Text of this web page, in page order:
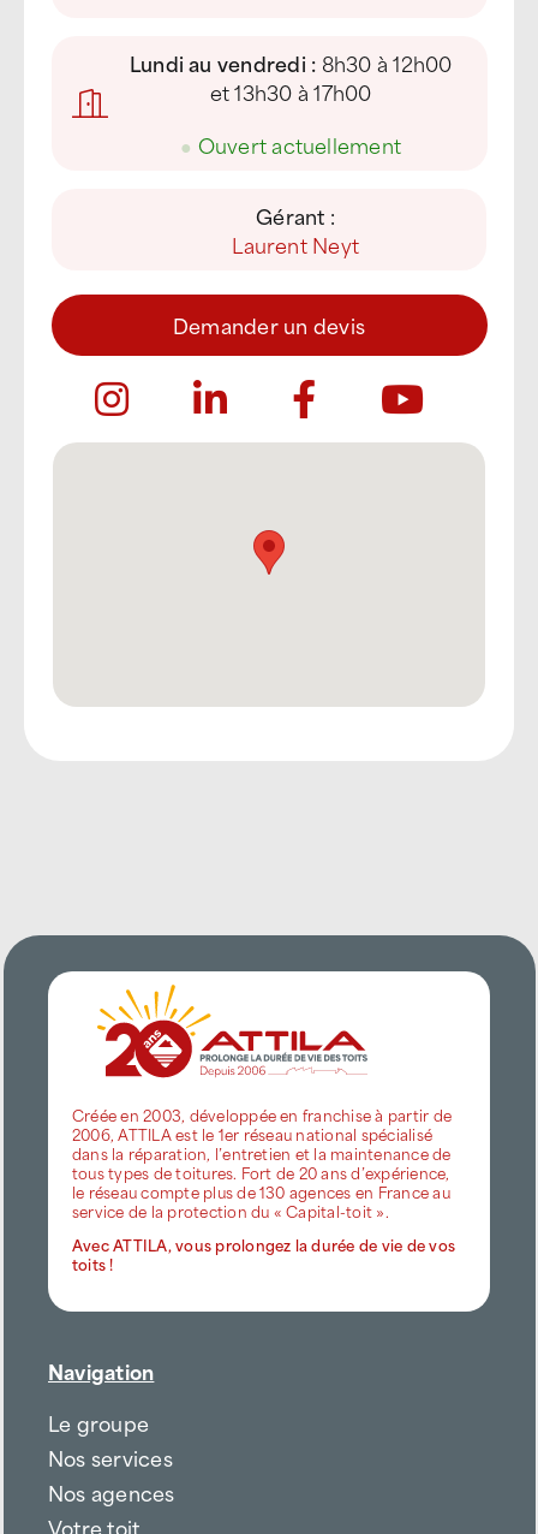
Lundi au vendredi : 8h30 à 12h00
et 13h30 à 17h00
● Ouvert actuellement
Gérant :
Laurent Neyt
Demander un devis
Créée en 2003, développée en franchise à partir de
2006, ATTILA est le 1er réseau national spécialisé
dans la réparation, l’entretien et la maintenance de
tous types de toitures. Fort de 20 ans d’expérience,
le réseau compte plus de 130 agences en France au
service de la protection du « Capital-toit ».
Avec ATTILA, vous prolongez la durée de vie de vos
toits !
Navigation
Le groupe
Nos services
Nos agences
Votre toit